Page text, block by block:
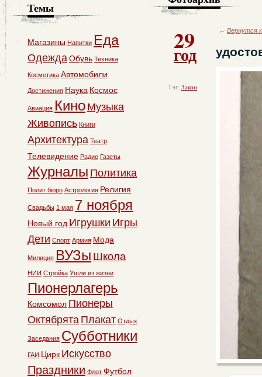
29
год
Тэг: Закон
← Вернутся
Темы
Магазины Напитки Еда
ОдеждаОбувь Техника
Косметика Автомобили
Достижения Наука Космос
Авиация Кино Музыка
Живопись Книги
Архитектура Театр
Телевидение Радио Газеты
Журналы Политика
Полит бюро Астрология Религия
Свадьбы 1 мая 7 ноября
Новый год Игрушки Игры
Дети Спорт Армия Мода
Милиция ВУЗы Школа
НИИ Стройка Ушли из жизни
Пионерлагерь
Комсомол Пионеры
Октябрята Плакат Отдых
Заседания Субботники
ГАИ Цирк Искусство
Праздники Флот Футбол